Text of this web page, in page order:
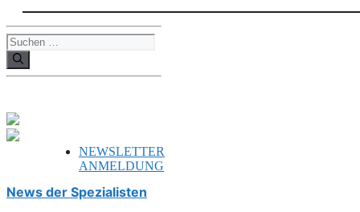
Suchen
nach:
NEWSLETTER
ANMELDUNG
News der Spezialisten